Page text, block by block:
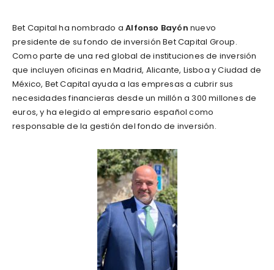
Bet Capital ha nombrado aAlfonso Bayón nuevo
presidente de su fondo de inversión Bet Capital Group.
Como parte de una red global de instituciones de inversión
que incluyen oficinas en Madrid, Alicante, Lisboa y Ciudad de
México, Bet Capital ayuda a las empresas a cubrir sus
necesidades financieras desde un millón a 300 millones de
euros, y ha elegido al empresario español como
responsable de la gestión del fondo de inversión.